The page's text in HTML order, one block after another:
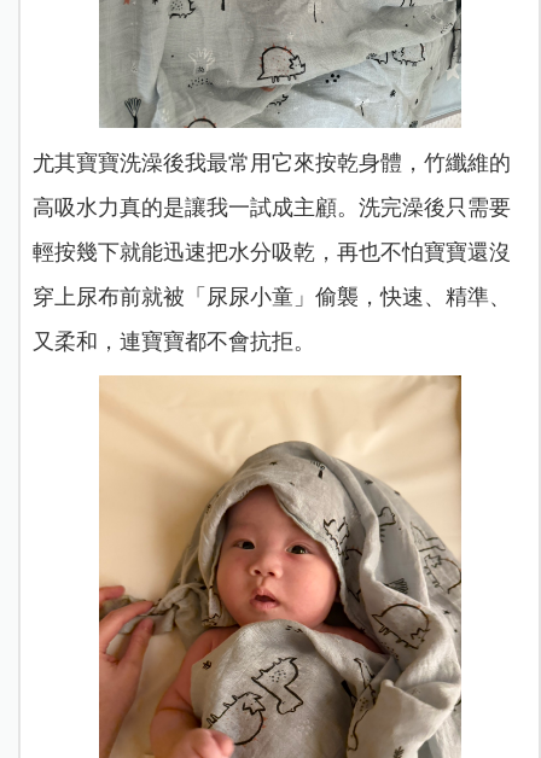
尤其寶寶洗澡後我最常用它來按乾身體，竹纖維的
高吸水力真的是讓我一試成主顧。洗完澡後只需要
輕按幾下就能迅速把水分吸乾，再也不怕寶寶還沒
穿上尿布前就被「尿尿小童」偷襲，快速、精準、
又柔和，連寶寶都不會抗拒。